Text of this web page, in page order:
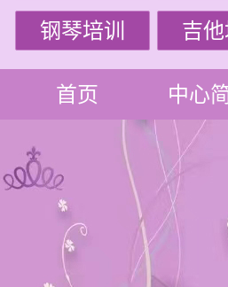
钢琴培训 吉他
首页 中心